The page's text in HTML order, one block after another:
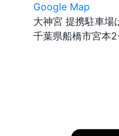
Google Map
大神宮 提携駐車
千葉県船橋市宮本